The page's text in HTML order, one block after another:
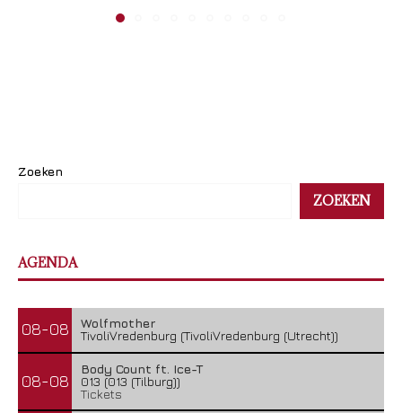
Zoeken
ZOEKEN
AGENDA
08-08
Wolfmother
TivoliVredenburg (TivoliVredenburg (Utrecht))
08-08
Body Count ft. Ice-T
013 (013 (Tilburg))
Tickets